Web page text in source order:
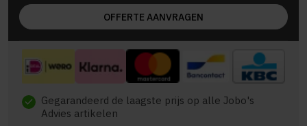
OFFERTE AANVRAGEN
check Gegarandeerd de laagste prijs op alle Jobo's
Advies artikelen